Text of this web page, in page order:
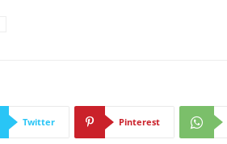
Twitter Pinterest